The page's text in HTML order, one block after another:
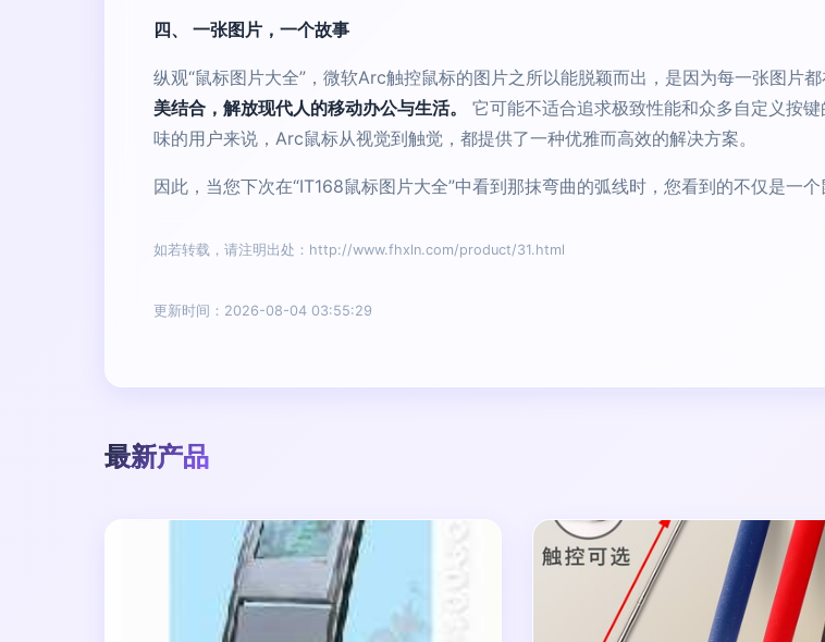
四、 一张图片，一个故事
纵观“鼠标图片大全”，微软Arc触控鼠标的图片之所以能脱颖而出，是因为每一张图片都
美结合，解放现代人的移动办公与生活。
它可能不适合追求极致性能和众多自定义按
味的用户来说，Arc鼠标从视觉到触觉，都提供了一种优雅而高效的解决方案。
因此，当您下次在“IT168鼠标图片大全”中看到那抹弯曲的弧线时，您看到的不仅是一
如若转载，请注明出处：http://www.fhxln.com/product/31.html
更新时间：2026-08-04 03:55:29
最新产品